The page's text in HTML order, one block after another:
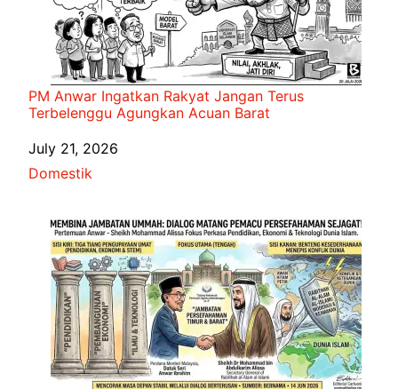
PM Anwar Ingatkan Rakyat Jangan Terus
Terbelenggu Agungkan Acuan Barat
Date
July 21, 2026
In relation to
Domestik